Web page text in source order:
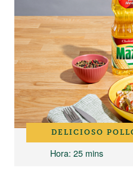
DELICIOSO
Hora: 25 mins